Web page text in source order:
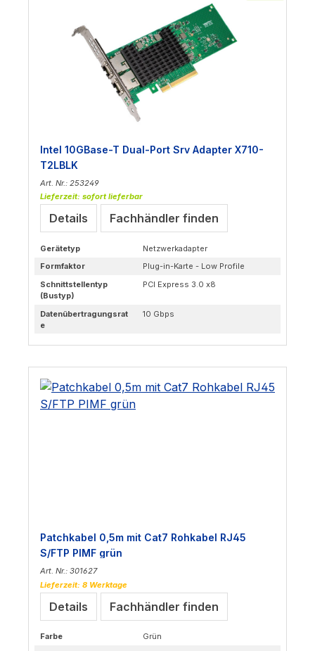
Intel 10GBase-T Dual-Port Srv Adapter X710-
T2LBLK
Art. Nr.: 253249
Lieferzeit: sofort lieferbar
Details Fachhändler finden
Gerätetyp
Netzwerkadapter
Formfaktor
Plug-in-Karte - Low Profile
Schnittstellentyp
(Bustyp)
PCI Express 3.0 x8
Datenübertragungsrat
e
10 Gbps
Patchkabel 0,5m mit Cat7 Rohkabel RJ45
S/FTP PIMF grün
Art. Nr.: 301627
Lieferzeit: 8 Werktage
Details Fachhändler finden
Farbe
Grün